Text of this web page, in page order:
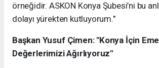
örneğidir. ASKON Konya Şubesi’ni bu
dolayı yürekten kutluyorum."
Başkan Yusuf Çimen: "Konya İçin
Değerlerimizi Ağırlıyoruz"